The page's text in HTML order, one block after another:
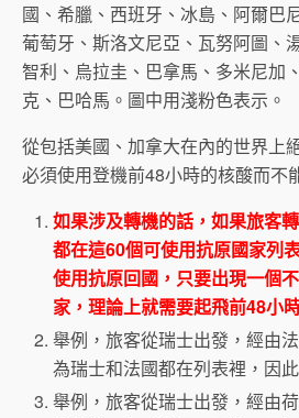
國、希臘、西班牙、冰島、阿爾巴
葡萄牙、斯洛文尼亞、瓦努阿圖、
智利、烏拉圭、巴拿馬、多米尼加
克、巴哈馬。圖中用淺粉色表示。
從包括美國、加拿大在內的世界上
必須使用登機前48小時的核酸而不
如果涉及轉機的話，如果旅客
都在這60個可使用抗原國家列
使用抗原回國，只要出現一個
家，理論上就需要起飛前48小
舉例，旅客從瑞士出發，經由
為瑞士和法國都在列表裡，因
舉例，旅客從瑞士出發，經由